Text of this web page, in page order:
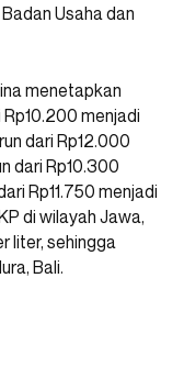
Usaha dan
menetapkan
menjadi
dari Rp12.000
dari Rp10.300
Rp11.750 menjadi
di wilayah Jawa,
liter, sehingga
Bali.